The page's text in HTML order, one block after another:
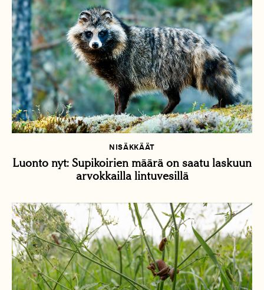
NISÄKKÄÄT
Luonto nyt: Supikoirien määrä on saatu laskuun
arvokkailla lintuvesillä